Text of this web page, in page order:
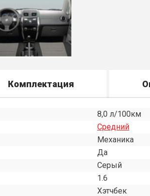
Комплектация
8,0 л/100км
Средний
Механика
Да
Серый
1.6
Хэтчбек